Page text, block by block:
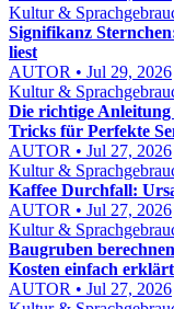
Kultur &
Signifikanz
liest
AUTOR • Jul 29, 2026
Kultur &
Die richtige
Tricks für Perfekte
AUTOR • Jul 27, 2026
Kultur &
Kaffee Durchfall:
AUTOR • Jul 27, 2026
Kultur &
Baugruben
Kosten einfach erklärt
AUTOR • Jul 27, 2026